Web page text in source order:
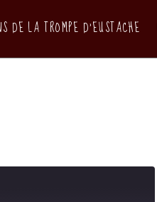
DE LA TROMPE D’EUSTACHE